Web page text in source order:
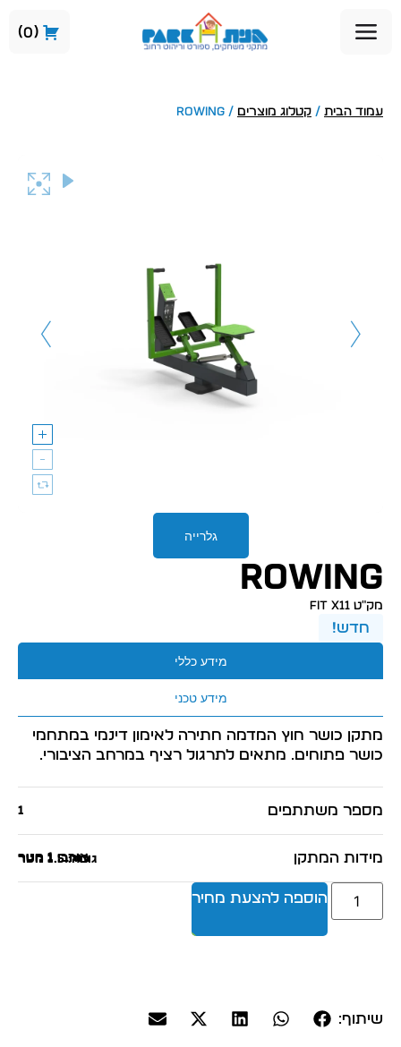
0
עמוד הבית / קטלוג מוצרים / ROWING
ROWING
מק״ט FIT X11
חדש!
מידע כללי
מידע טכני
מתקן כושר חוץ המדמה חתירה לאימון דינמי במתחמי
כושר פתוחים. מתאים לתרגול רציף במרחב הציבורי.
מספר משתתפים 1
מידות המתקן אורך: 1 מטר
רוחב: 1 מטר
גובה: 1.5 מטר
הוספה להצעת מחיר
שיתוף:
גלרייה